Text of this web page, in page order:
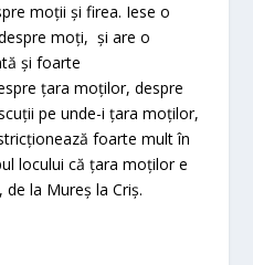
moții și firea. Iese o
moți, și are o
și foarte
țara moților, despre
pe unde-i țara moților,
foarte mult în
locului că țara moților e
la Mureș la Criș.